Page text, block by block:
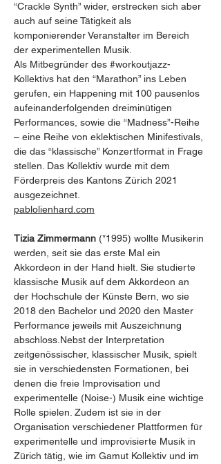
“Crackle Synth” wider, erstrecken sich aber
auch auf seine Tätigkeit als
komponierender Veranstalter im Bereich
der experimentellen Musik.
Als Mitbegründer des #workoutjazz-
Kollektivs hat den “Marathon” ins Leben
gerufen, ein Happening mit 100 pausenlos
aufeinanderfolgenden dreiminütigen
Performances, sowie die “Madness”-Reihe
– eine Reihe von eklektischen Minifestivals,
die das “klassische” Konzertformat in Frage
stellen. Das Kollektiv wurde mit dem
Förderpreis des Kantons Zürich 2021
ausgezeichnet.
pablolienhard.com
Tizia Zimmermann (*1995) wollte Musikerin
werden, seit sie das erste Mal ein
Akkordeon in der Hand hielt. Sie studierte
klassische Musik auf dem Akkordeon an
der Hochschule der Künste Bern, wo sie
2018 den Bachelor und 2020 den Master
Performance jeweils mit Auszeichnung
abschloss.Nebst der Interpretation
zeitgenössischer, klassischer Musik, spielt
sie in verschiedensten Formationen, bei
denen die freie Improvisation und
experimentelle (Noise-) Musik eine wichtige
Rolle spielen. Zudem ist sie in der
Organisation verschiedener Plattformen für
experimentelle und improvisierte Musik in
Zürich tätig, wie im Gamut Kollektiv und im